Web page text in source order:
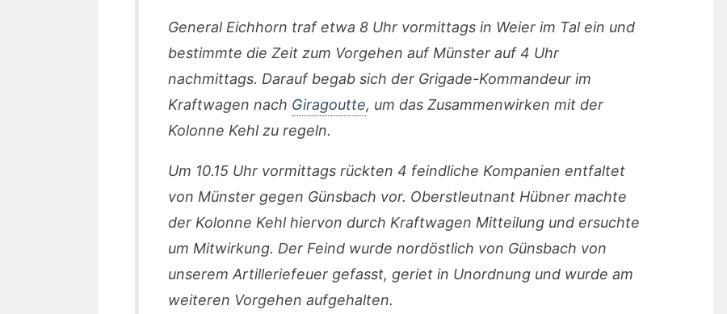
General Eichhorn traf etwa 8 Uhr vormittags in Weier im Tal ein und
bestimmte die Zeit zum Vorgehen auf Münster auf 4 Uhr
nachmittags. Darauf begab sich der Grigade-Kommandeur im
Kraftwagen nach Giragoutte, um das Zusammenwirken mit der
Kolonne Kehl zu regeln.
Um 10.15 Uhr vormittags rückten 4 feindliche Kompanien entfaltet
von Münster gegen Günsbach vor. Oberstleutnant Hübner machte
der Kolonne Kehl hiervon durch Kraftwagen Mitteilung und ersuchte
um Mitwirkung. Der Feind wurde nordöstlich von Günsbach von
unserem Artilleriefeuer gefasst, geriet in Unordnung und wurde am
weiteren Vorgehen aufgehalten.